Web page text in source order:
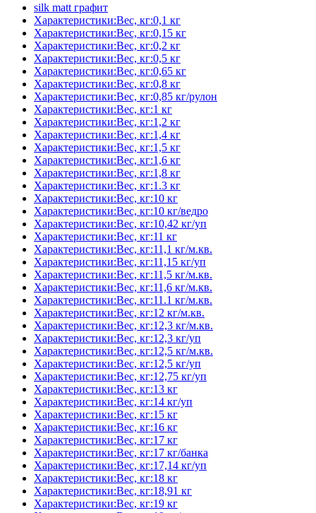
silk matt графит
Характеристики:Вес, кг:0,1 кг
Характеристики:Вес, кг:0,15 кг
Характеристики:Вес, кг:0,2 кг
Характеристики:Вес, кг:0,5 кг
Характеристики:Вес, кг:0,65 кг
Характеристики:Вес, кг:0,8 кг
Характеристики:Вес, кг:0,85 кг/рулон
Характеристики:Вес, кг:1 кг
Характеристики:Вес, кг:1,2 кг
Характеристики:Вес, кг:1,4 кг
Характеристики:Вес, кг:1,5 кг
Характеристики:Вес, кг:1,6 кг
Характеристики:Вес, кг:1,8 кг
Характеристики:Вес, кг:1.3 кг
Характеристики:Вес, кг:10 кг
Характеристики:Вес, кг:10 кг/ведро
Характеристики:Вес, кг:10,42 кг/уп
Характеристики:Вес, кг:11 кг
Характеристики:Вес, кг:11,1 кг/м.кв.
Характеристики:Вес, кг:11,15 кг/уп
Характеристики:Вес, кг:11,5 кг/м.кв.
Характеристики:Вес, кг:11,6 кг/м.кв.
Характеристики:Вес, кг:11.1 кг/м.кв.
Характеристики:Вес, кг:12 кг/м.кв.
Характеристики:Вес, кг:12,3 кг/м.кв.
Характеристики:Вес, кг:12,3 кг/уп
Характеристики:Вес, кг:12,5 кг/м.кв.
Характеристики:Вес, кг:12,5 кг/уп
Характеристики:Вес, кг:12,75 кг/уп
Характеристики:Вес, кг:13 кг
Характеристики:Вес, кг:14 кг/уп
Характеристики:Вес, кг:15 кг
Характеристики:Вес, кг:16 кг
Характеристики:Вес, кг:17 кг
Характеристики:Вес, кг:17 кг/банка
Характеристики:Вес, кг:17,14 кг/уп
Характеристики:Вес, кг:18 кг
Характеристики:Вес, кг:18,91 кг
Характеристики:Вес, кг:19 кг